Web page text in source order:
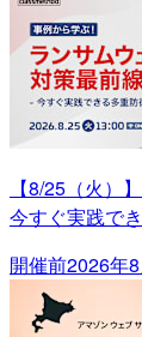
【8/25（火）
今すぐ実践で
開催前2026年